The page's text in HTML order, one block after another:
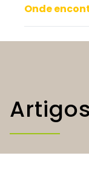
Onde